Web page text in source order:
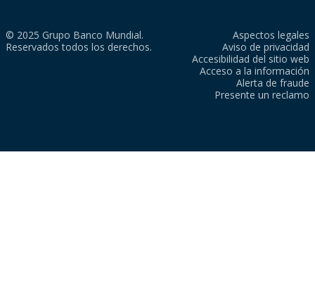
© 2025 Grupo Banco Mundial.
Reservados todos los derechos.
Aspectos legales
Aviso de privacidad
Accesibilidad del sitio web
Acceso a la información
Alerta de fraude
Presente un reclamo